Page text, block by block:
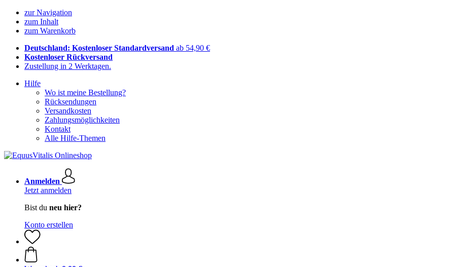
zur Navigation
zum Inhalt
zum Warenkorb
Deutschland: Kostenloser Standardversand ab 54,90 €
Kostenloser Rückversand
Zustellung in 2 Werktagen.
Hilfe
Wo ist meine Bestellung?
Rücksendungen
Versandkosten
Zahlungsmöglichkeiten
Kontakt
Alle Hilfe-Themen
Anmelden
Jetzt anmelden
Bist du neu hier?
Konto erstellen